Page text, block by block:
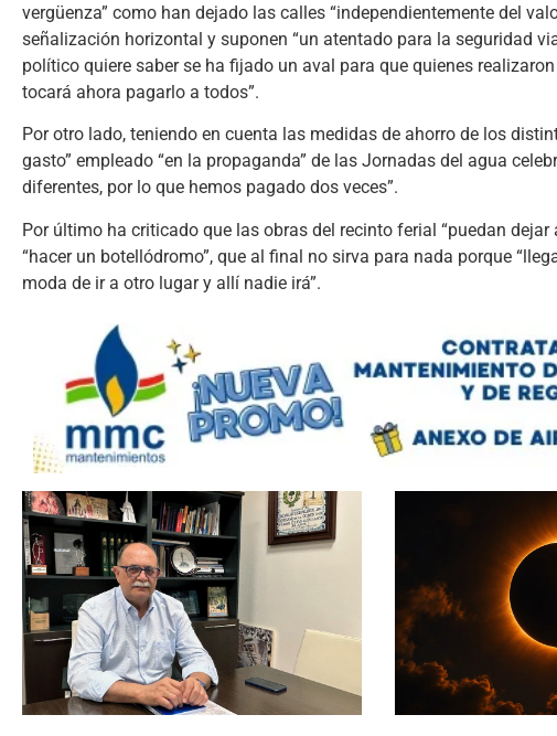
vergüenza” como han dejado las calles “independientemente del
señalización horizontal y suponen “un atentado para la seguridad
político quiere saber se ha fijado un aval para que quienes
tocará ahora pagarlo a todos”.
Por otro lado, teniendo en cuenta las medidas de ahorro de los
gasto” empleado “en la propaganda” de las Jornadas del agua
diferentes, por lo que hemos pagado dos veces”.
Por último ha criticado que las obras del recinto ferial “puedan
“hacer un botellódromo”, que al final no sirva para nada porque
moda de ir a otro lugar y allí nadie irá”.